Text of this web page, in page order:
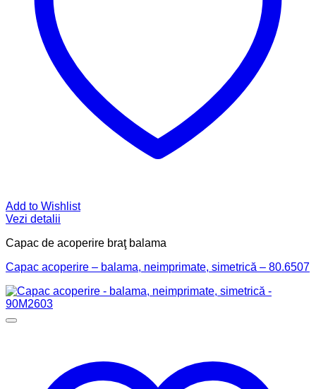
Add to Wishlist
Vezi detalii
Capac de acoperire braţ balama
Capac acoperire – balama, neimprimate, simetrică – 80.6507